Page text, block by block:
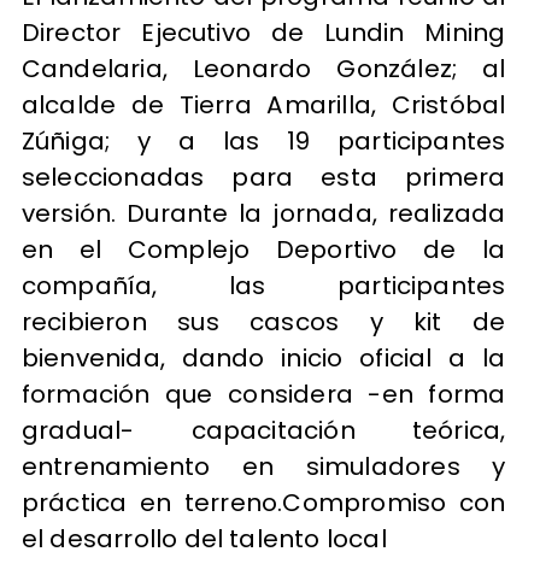
Director Ejecutivo de Lundin Mining
Candelaria, Leonardo González; al
alcalde de Tierra Amarilla, Cristóbal
Zúñiga; y a las 19 participantes
seleccionadas para esta primera
versión. Durante la jornada, realizada
en el Complejo Deportivo de la
compañía, las participantes
recibieron sus cascos y kit de
bienvenida, dando inicio oficial a la
formación que considera -en forma
gradual- capacitación teórica,
entrenamiento en simuladores y
práctica en terreno.Compromiso con
el desarrollo del talento local